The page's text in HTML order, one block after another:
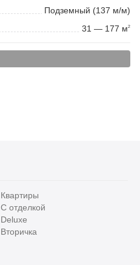
Подземный (137 м/м)
31 — 177 м2
Квартиры
С отделкой
Deluxe
Вторичка